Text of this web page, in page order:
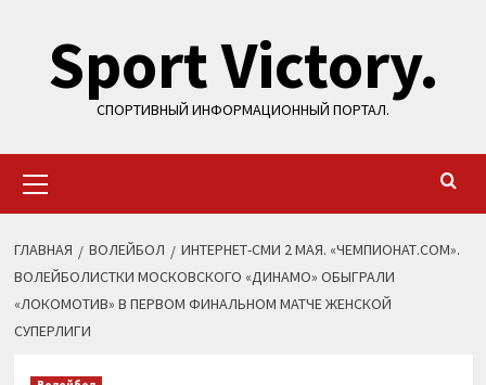
содержимому
Sport Victory.
СПОРТИВНЫЙ ИНФОРМАЦИОННЫЙ ПОРТАЛ.
меню
ГЛАВНАЯ ВОЛЕЙБОЛ
ИНТЕРНЕТ-СМИ 2 МАЯ. «ЧЕМПИОНАТ.COM».
ВОЛЕЙБОЛИСТКИ МОСКОВСКОГО «ДИНАМО» ОБЫГРАЛИ
«ЛОКОМОТИВ» В ПЕРВОМ ФИНАЛЬНОМ МАТЧЕ ЖЕНСКОЙ
СУПЕРЛИГИ